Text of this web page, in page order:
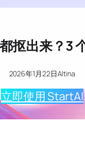
抠出来？3
2026年1月22日Altina
立即使用 StartAI